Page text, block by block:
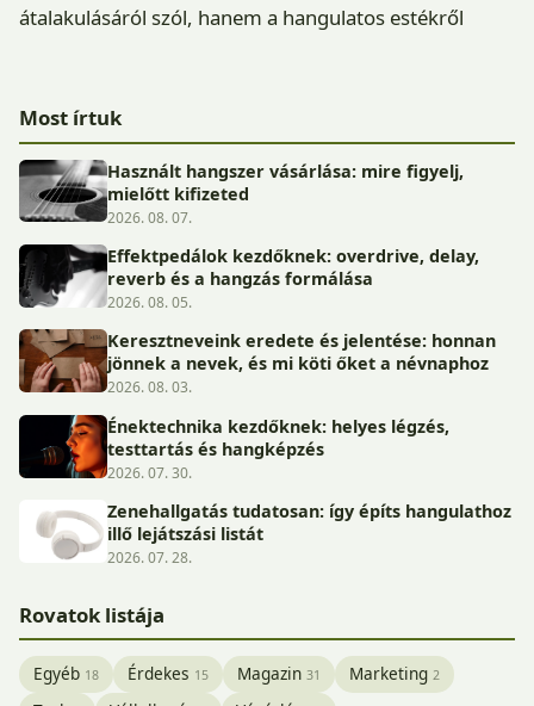
átalakulásáról szól, hanem a hangulatos estékről
Most írtuk
Használt hangszer vásárlása: mire figyelj,
mielőtt kifizeted
2026. 08. 07.
Effektpedálok kezdőknek: overdrive, delay,
reverb és a hangzás formálása
2026. 08. 05.
Keresztneveink eredete és jelentése: honnan
jönnek a nevek, és mi köti őket a névnaphoz
2026. 08. 03.
Énektechnika kezdőknek: helyes légzés,
testtartás és hangképzés
2026. 07. 30.
Zenehallgatás tudatosan: így építs hangulathoz
illő lejátszási listát
2026. 07. 28.
Rovatok listája
Egyéb 18 Érdekes 15 Magazin 31 Marketing 2